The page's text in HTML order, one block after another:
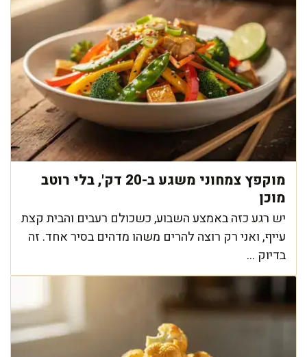
מוקפץ צמחוני משגע ב-20 דק', בלי רוטב
מוכן
יש רגע כזה באמצע השבוע, כשכולם רעבים והבית קצת
עייף, ואני רק רוצה להרים משהו מדהים בסיר אחד. זה
בדיוק ...